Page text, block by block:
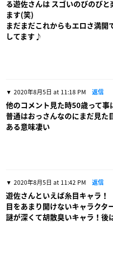
る遊佐さんは スゴいのびのび
ます(笑)
まだまだこれからもエロさ満開
してます♪
2020年8月5日 at 11:18 PM 返信
他のコメント見た時50歳って事
普通はおっさんなのにまだ見た
ある意味凄い
2020年8月5日 at 11:42 PM 返信
遊佐さんといえば糸目キャラ！
目をあまり開けないキャラクタ
謎が深くて胡散臭いキャラ！後